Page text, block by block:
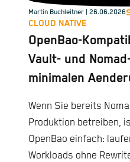
Martin Buchleitner | 26.06.2026
CLOUD NATIVE
OpenBao-
Vault- und
minimalen
Wenn Sie bereits
Produktion betreiben,
OpenBao einfach:
Workloads ohne